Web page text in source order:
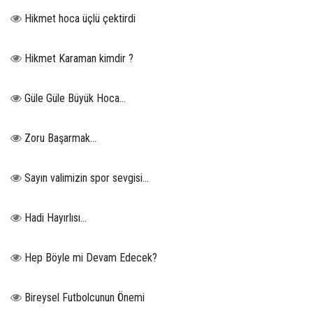
Hikmet hoca üçlü çektirdi
Hikmet Karaman kimdir ?
Güle Güle Büyük Hoca...
Zoru Başarmak…
Sayın valimizin spor sevgisi…
Hadi Hayırlısı…
Hep Böyle mi Devam Edecek?
Bireysel Futbolcunun Önemi